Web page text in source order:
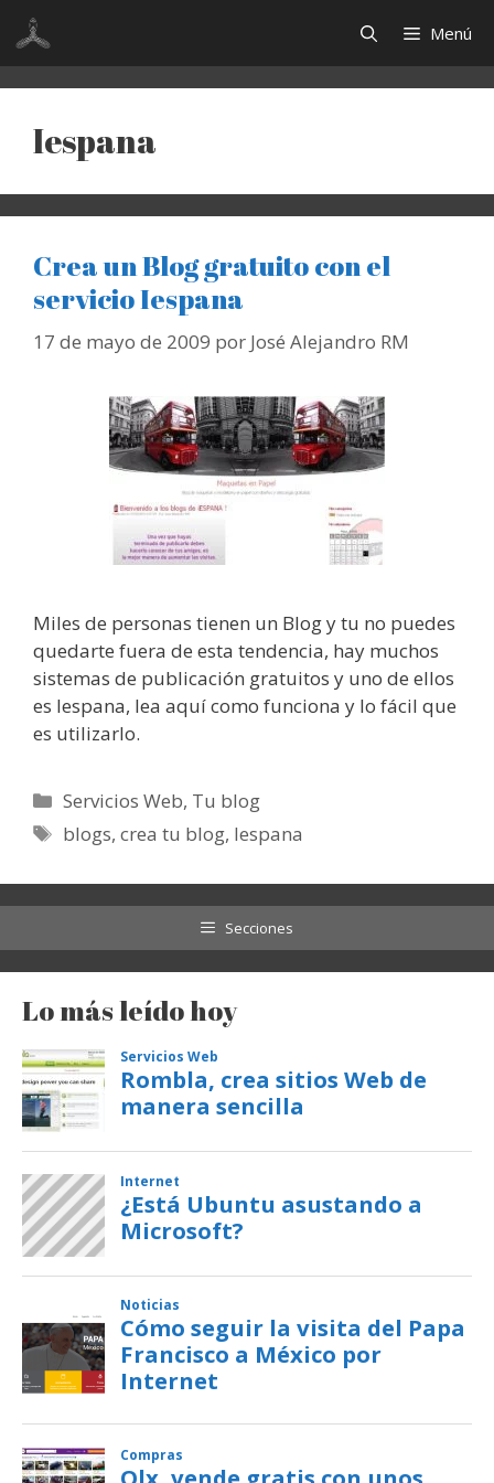
Saltar
contenido
Menú
Iespana
Crea un Blog gratuito con el
servicio Iespana
17 de mayo de 2009 por José Alejandro RM
Miles de personas tienen un Blog y tu no puedes
quedarte fuera de esta tendencia, hay muchos
sistemas de publicación gratuitos y uno de ellos
es Iespana, lea aquí como funciona y lo fácil que
es utilizarlo.
Categorías
Servicios Web, Tu blog
Etiquetas
blogs,crea tu blog, Iespana
Secciones
Lo más leído hoy